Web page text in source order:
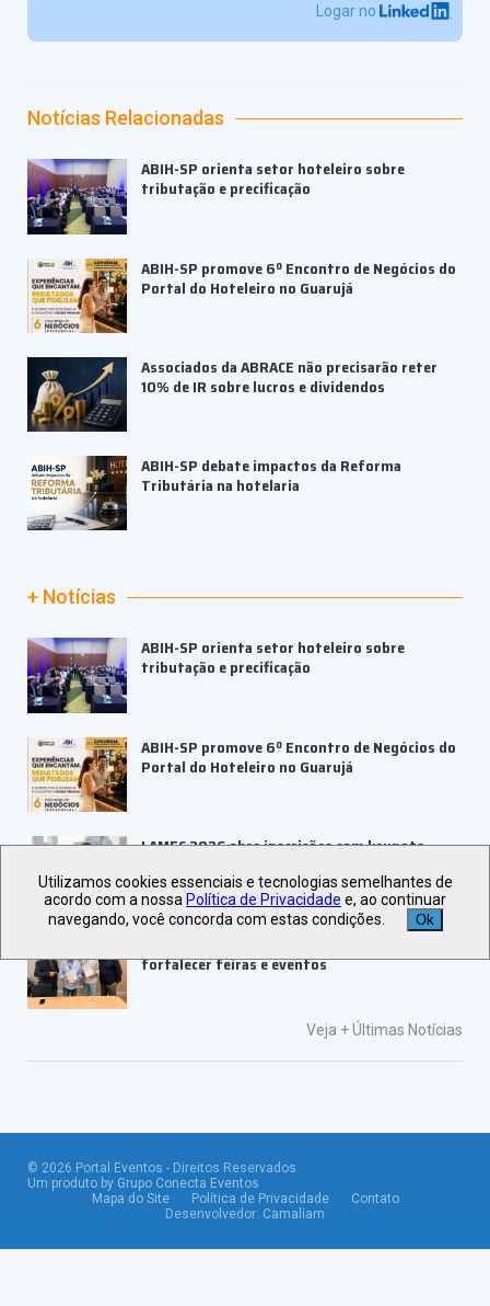
Logar no
Notícias Relacionadas
ABIH-SP orienta setor hoteleiro sobre
tributação e precificação
ABIH-SP promove 6º Encontro de Negócios do
Portal do Hoteleiro no Guarujá
Associados da ABRACE não precisarão reter
10% de IR sobre lucros e dividendos
ABIH-SP debate impactos da Reforma
Tributária na hotelaria
+ Notícias
ABIH-SP orienta setor hoteleiro sobre
tributação e precificação
ABIH-SP promove 6º Encontro de Negócios do
Portal do Hoteleiro no Guarujá
LAMEC 2026 abre inscrições com keynote
fortalecer feiras e eventos
Veja +Últimas Notícias
© 2026 Portal Eventos - Direitos Reservados
Um produto by Grupo Conecta Eventos
Mapa do Site
Política de Privacidade
Contato
Desenvolvedor: Camaliam
Utilizamos cookies essenciais e tecnologias semelhantes de
acordo com a nossa Política de Privacidade e, ao continuar
navegando, você concorda com estas condições.
Ok